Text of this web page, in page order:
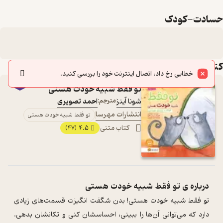
حسادت-کودک
کتاب‌های این لیست
تو فقط شبیه خودت هستی
شونا آینزمترجم:احمد تصویری
انتشارات مهرسا
تو فقط شبیه خودت هستی
کتاب متنی 4.5
(47)
درباره یتو فقط شبیه خودت هستی
تو فقط شبیه خودت هستی! بدن شگفت انگیزت قسمت‌های زیادی
دارد که می‌توانی آن‎‌ها را ببینی، احساسشان کنی و تکانشان بدهی.
خطایی رخ داد، اتصال اینترنت خود را بررسی کنید.